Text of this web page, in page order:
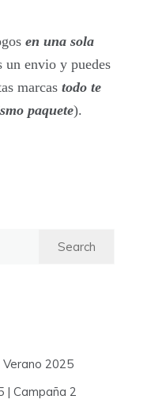
en una sola
un envio y puedes
marcastodo te
paquete).
2025
| Campaña 2